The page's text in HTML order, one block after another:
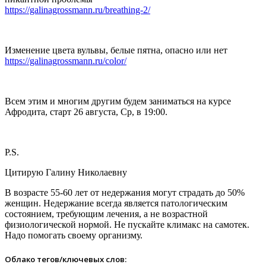
https://galinagrossmann.ru/breathing-2/
Изменение цвета вульвы, белые пятна, опасно или нет
https://galinagrossmann.ru/color/
Всем этим и многим другим будем заниматься на курсе
Афродита, старт 26 августа, Ср, в 19:00.
P.S.
Цитирую Галину Николаевну
В возрасте 55-60 лет от недержания могут страдать до 50%
женщин. Недержание всегда является патологическим
состоянием, требующим лечения, а не возрастной
физиологической нормой. Не пускайте климакс на самотек.
Надо помогать своему организму.
Облако тегов/ключевых слов: